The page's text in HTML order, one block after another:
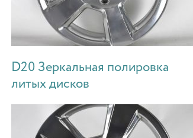
D20 Зеркальная полировка
литых дисков